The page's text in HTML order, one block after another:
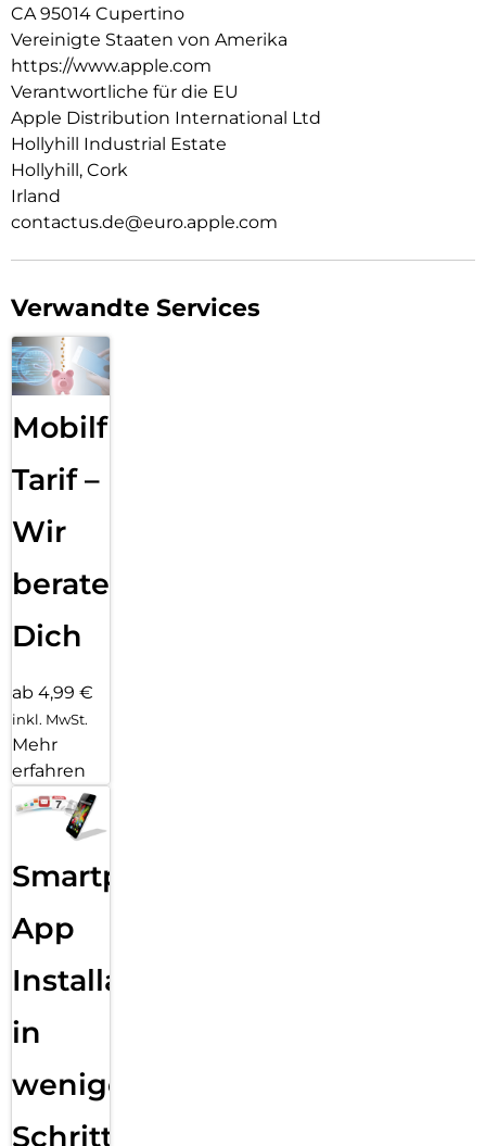
CA 95014 Cupertino
Vereinigte Staaten von Amerika
https://www.apple.com
Verantwortliche für die EU
Apple Distribution International Ltd
Hollyhill Industrial Estate
Hollyhill, Cork
Irland
contactus.de@euro.apple.com
Verwandte Services
Mobilfunk
Tarif –
Wir
beraten
Dich
ab 4,99 €
inkl. MwSt.
Mehr
erfahren
Smartphone
App
Installation
in
wenigen
Schritten